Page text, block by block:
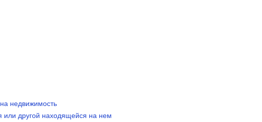
недвижимость
или другой находящейся на нем